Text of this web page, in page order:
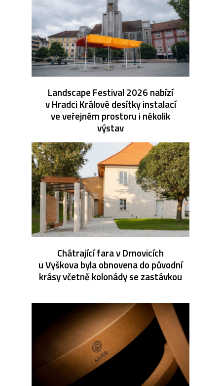
Landscape Festival 2026 nabízí
v Hradci Králové desítky instalací
ve veřejném prostoru i několik
výstav
Chátrající fara v Drnovicích
u Vyškova byla obnovena do původní
krásy včetně kolonády se zastávkou